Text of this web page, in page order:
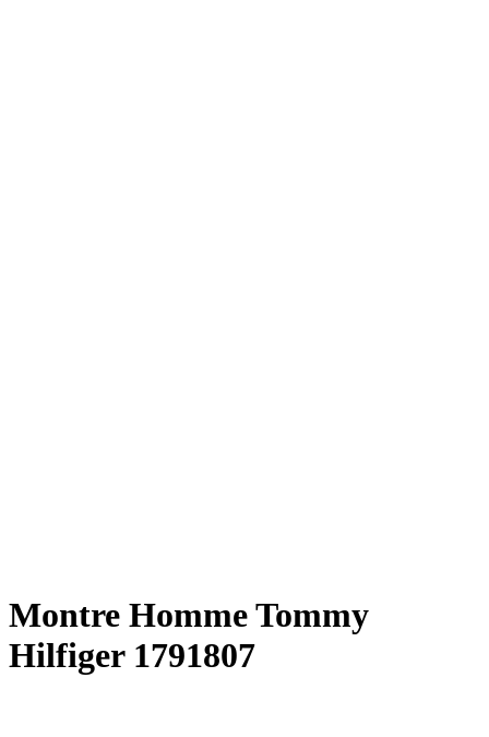
Montre Homme Tommy
Hilfiger 1791807